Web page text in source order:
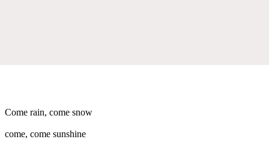
Come rain, come snow
come, come sunshine